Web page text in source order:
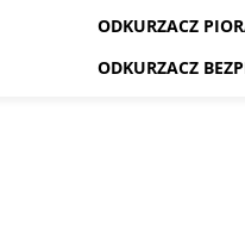
ODKURZACZ
ODKURZACZ